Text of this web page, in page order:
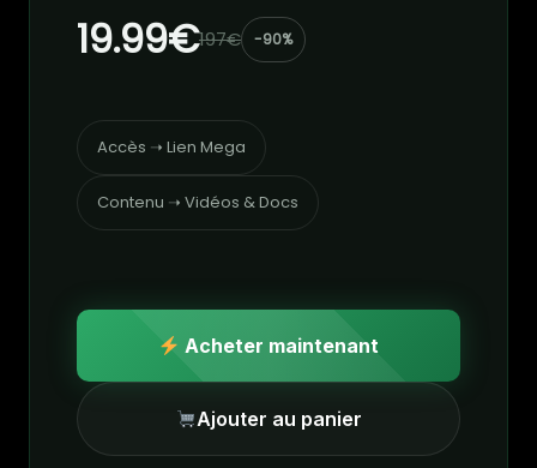
19.99€197€ -90%
Accès ➝ Lien Mega
Contenu ➝ Vidéos & Docs
Acheter maintenant
Ajouter au panier